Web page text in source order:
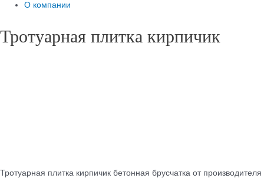
О компании
Тротуарная плитка кирпичик
Тротуарная плитка кирпичик бетонная брусчатка от производителя